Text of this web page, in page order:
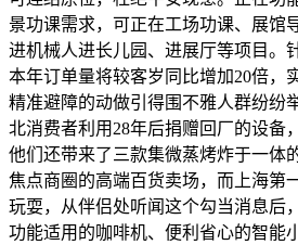
景功课需求，可正在工场功课、展馆
进机械人进长儿园、进展厅等项目。
本年订单量将较客岁同比增加20倍，
精准避障的动做引得围不雅人群纷纷
北消费者利用28年后捐赠回厂的设备
他们还带来了三款集微蒸烤炸于一体
焦点商圈的高端百货卖场，而上海第
玩耍，从伴侣处听闻这个勾当消息后
功能适用的咖啡机、便利省心的智能